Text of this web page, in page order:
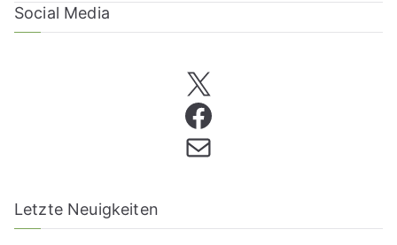
Social Media
Letzte Neuigkeiten